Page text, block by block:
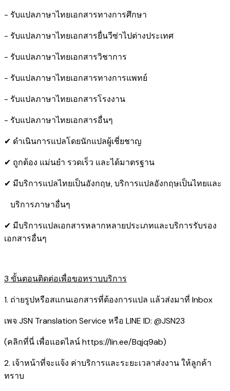
- รับแปลภาษาไทยเอกสารทางการศึกษา
- รับแปลภาษาไทยเอกสารยื่นวีซ่าไปต่างประเทศ
- รับแปลภาษาไทยเอกสารวิชาการ
- รับแปลภาษาไทยเอกสารทางการแพทย์
- รับแปลภาษาไทยเอกสารโรงงาน
- รับแปลภาษาไทยเอกสารอื่นๆ
✔ ดำเนินการแปลโดยนักแปลผู้เชี่ยชาญ
✔ ถูกต้อง แม่นยำ รวดเร็ว และได้มาตรฐาน
✔ มีบริการแปลไทยเป็นอังกฤษ, บริการแปลอังกฤษเป็นไทยและ
บริการภาษาอื่นๆ
✔ มีบริการแปลเอกสารหลากหลายประเภทและบริการรับรอง​
เอกสารอื่นๆ
3 ขั้นตอนติดต่อเพื่อขอทราบบริการ
1. ถ่ายรูปหรือสแกนเอกสารที่ต้องการแปล แล้วส่งมาที่ Inbox
เพจ JSN Translation Service หรือ LINE ID: @JSN23
(คลิกที่นี่ เพื่อแอดไลน์https://lin.ee/Bqjq9ab)
2. เจ้าหน้าที่จะแจ้ง ค่าบริการและระยะเวลาส่งงาน ให้ลูกค้า
ทราบ